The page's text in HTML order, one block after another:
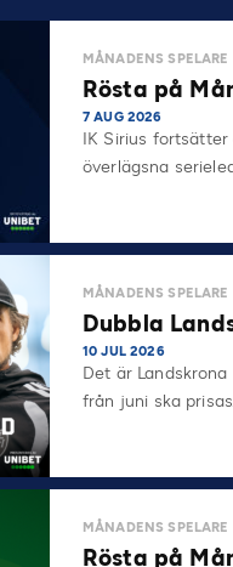
MÅNADENS SPELARE
Rösta på
7 AUG 2026
IK Sirius
överlägsna
MÅNADENS SPELARE
Dubbla
10 JUL 2026
Det är
från juni ska
MÅNADENS SPELARE
Rösta på